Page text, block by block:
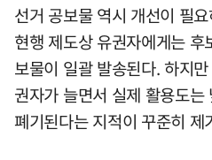
선거 공보물 역시 개선이 필
현행 제도상 유권자에게는
보물이 일괄 발송된다. 하지
권자가 늘면서 실제 활용도
폐기된다는 지적이 꾸준히 제